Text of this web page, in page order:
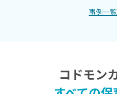
事例一
コドモン